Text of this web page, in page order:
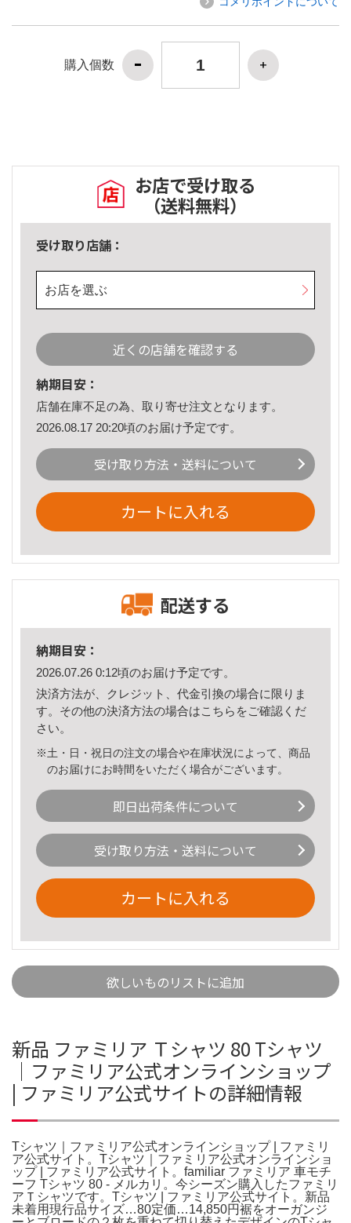
購入個数
お店で受け取る
（送料無料）
受け取り店舗：
お店を選ぶ
近くの店舗を確認する
納期目安：
店舗在庫不足の為、取り寄せ注文となります。
2026.08.17 20:20頃のお届け予定です。
受け取り方法・送料について
カートに入れる
配送する
納期目安：
2026.07.26 0:12頃のお届け予定です。
決済方法が、クレジット、代金引換の場合に限りま
す。その他の決済方法の場合はこちら をご確認くだ
さい。
※土・日・祝日の注文の場合や在庫状況によって、商品
のお届けにお時間をいただく場合がございます。
即日出荷条件について
受け取り方法・送料について
カートに入れる
欲しいものリストに追加
新品 ファミリア Ｔシャツ 80 Tシャツ
｜ファミリア公式オンラインショップ
| ファミリア公式サイトの詳細情報
Tシャツ｜ファミリア公式オンラインショップ | ファミリ
ア公式サイト。Tシャツ｜ファミリア公式オンラインショ
ップ | ファミリア公式サイト。familiar ファミリア 車モチ
ーフ Tシャツ 80 - メルカリ。今シーズン購入したファミリ
アＴシャツです。Tシャツ | ファミリア公式サイト。新品
未着用現行品サイズ…80定価…14,850円裾をオーガンジ